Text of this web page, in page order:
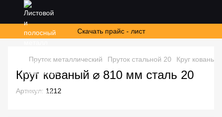
Скачать прайс - лист
Пруток металлический Пруток стальной 20 Круг
Круг кованый ⌀ 810 мм сталь 20
Артикул: 1212